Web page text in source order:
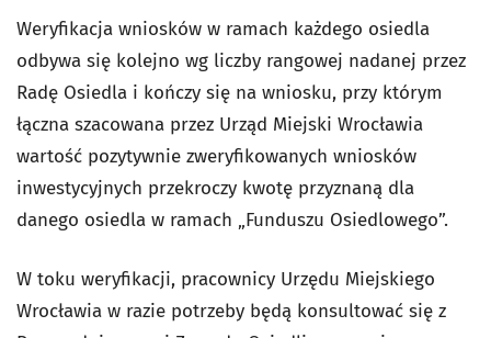
Weryfikacja wniosków w ramach każdego osiedla
odbywa się kolejno wg liczby rangowej nadanej przez
Radę Osiedla i kończy się na wniosku, przy którym
łączna szacowana przez Urząd Miejski Wrocławia
wartość pozytywnie zweryfikowanych wniosków
inwestycyjnych przekroczy kwotę przyznaną dla
danego osiedla w ramach „Funduszu Osiedlowego”.
W toku weryfikacji, pracownicy Urzędu Miejskiego
Wrocławia w razie potrzeby będą konsultować się z